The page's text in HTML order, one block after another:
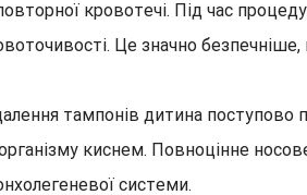
кровотечі. Під час
Це значно
тампонів дитина поступово
киснем. Повноцінне
системи.